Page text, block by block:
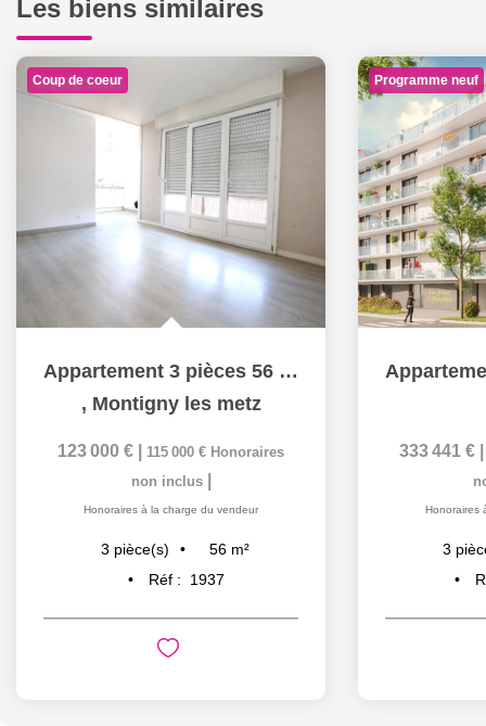
Les biens similaires
Coup de coeur
Appartement 3 pièces 56 m², 2 chambres, une cave à vendre à...
, Montigny les metz
123 000 € 115 000 € Honoraires
non inclus
Honoraires à la charge du vendeur
3 pièce(s) 56 m²
Réf :
1937
Programme neuf
333 441 €
Honoraires
3